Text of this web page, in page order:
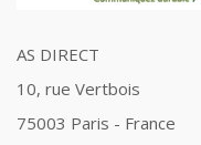
AS DIRECT
10, rue Vertbois
75003 Paris - France